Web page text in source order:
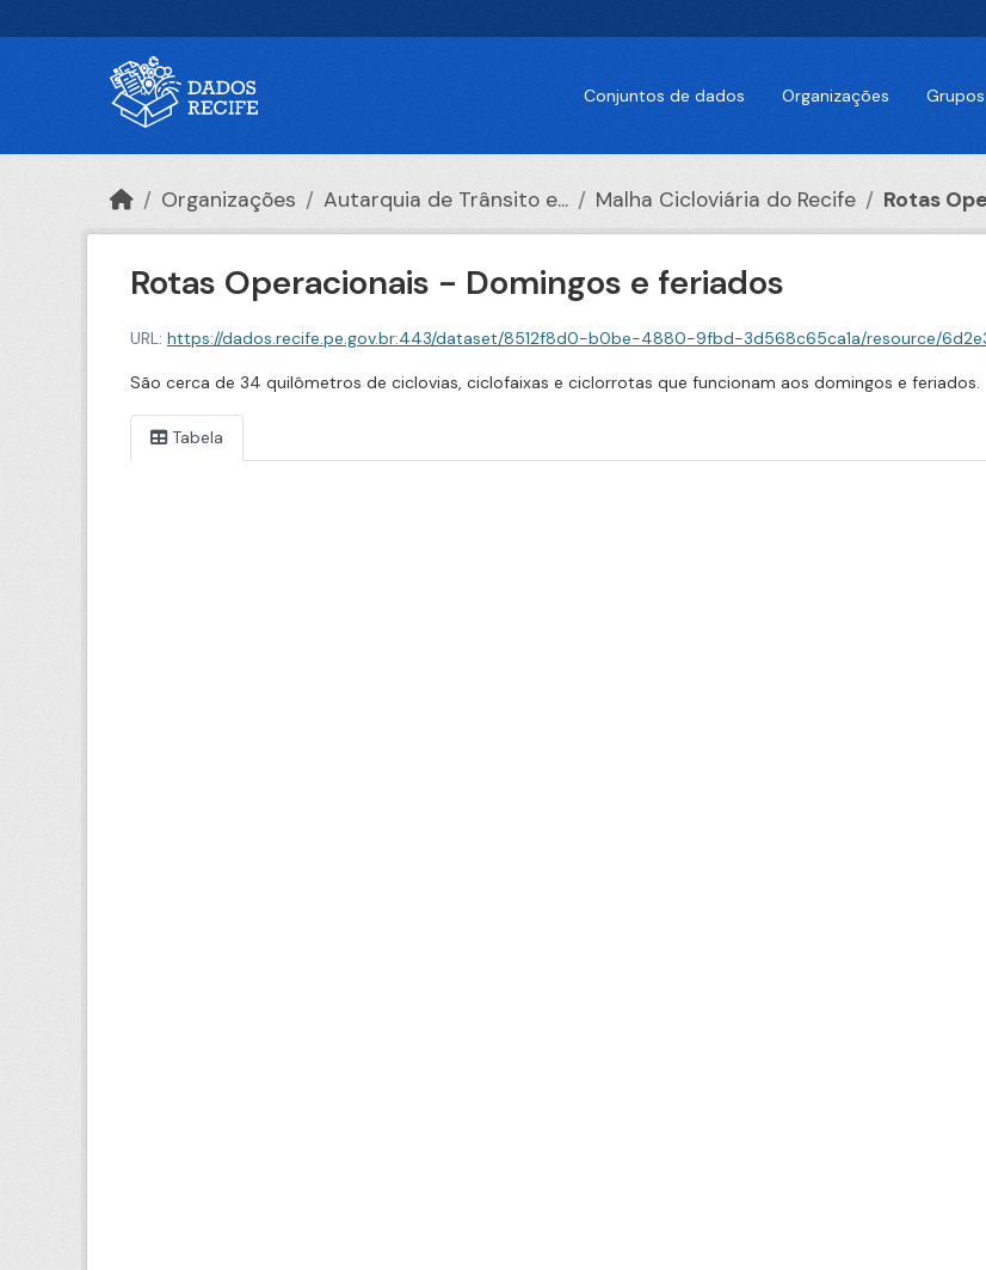
Conjuntos de dados Organizações Grupos
Organizações Autarquia de Trânsito e... Malha Cicloviária do Recife Rotas
Rotas Operacionais - Domingos e feriados
URL: https://dados.recife.pe.gov.br:443/dataset/8512f8d0-b0be-4880-9fbd-3d568c65ca1a/resource/6d2e322b-70ce-424c-
São cerca de 34 quilômetros de ciclovias, ciclofaixas e ciclorrotas que funcionam aos domingos e feriados.
Tabela